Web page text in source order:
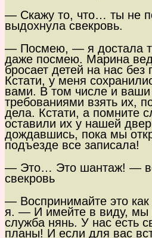
— Скажу то, что… ты не
выдохнула свекровь.
— Посмею, — я достала
даже посмею. Марина
бросает детей на нас без
Кстати, у меня
вами. В том числе и
требованиями взять их,
дела. Кстати, а помните
оставили их у нашей
дождавшись, пока мы
подъезде все записала!
— Это… Это шантаж! —
свекровь
— Воспринимайте это
я. — И имейте в виду, мы
служба нянь. У нас есть
планы! И если для вас